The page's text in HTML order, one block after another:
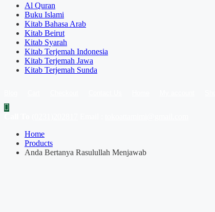
Al Quran
Buku Islami
Kitab Bahasa Arab
Kitab Beirut
Kitab Syarah
Kitab Terjemah Indonesia
Kitab Terjemah Jawa
Kitab Terjemah Sunda
Home
Products
Anda Bertanya Rasulullah Menjawab